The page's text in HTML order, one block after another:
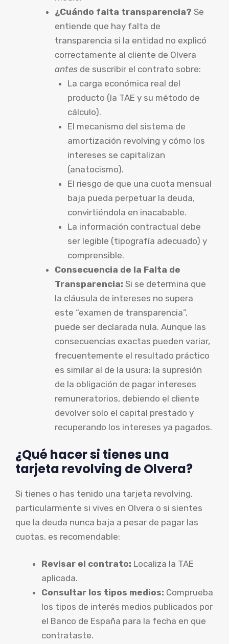
¿Cuándo falta transparencia? Se
entiende que hay falta de
transparencia si la entidad no explicó
correctamente al cliente de Olvera
antes de suscribir el contrato sobre:
La carga económica real del
producto (la TAE y su método de
cálculo).
El mecanismo del sistema de
amortización revolving y cómo los
intereses se capitalizan
(anatocismo).
El riesgo de que una cuota mensual
baja pueda perpetuar la deuda,
convirtiéndola en inacabable.
La información contractual debe
ser legible (tipografía adecuado) y
comprensible.
Consecuencia de la Falta de
Transparencia: Si se determina que
la cláusula de intereses no supera
este “examen de transparencia”,
puede ser declarada nula. Aunque las
consecuencias exactas pueden variar,
frecuentemente el resultado práctico
es similar al de la usura: la supresión
de la obligación de pagar intereses
remuneratorios, debiendo el cliente
devolver solo el capital prestado y
recuperando los intereses ya pagados.
¿Qué hacer si tienes una
tarjeta revolving de Olvera?
Si tienes o has tenido una tarjeta revolving,
particularmente si vives en Olvera o si sientes
que la deuda nunca baja a pesar de pagar las
cuotas, es recomendable:
Revisar el contrato: Localiza la TAE
aplicada.
Consultar los tipos medios: Comprueba
los tipos de interés medios publicados por
el Banco de España para la fecha en que
contrataste.